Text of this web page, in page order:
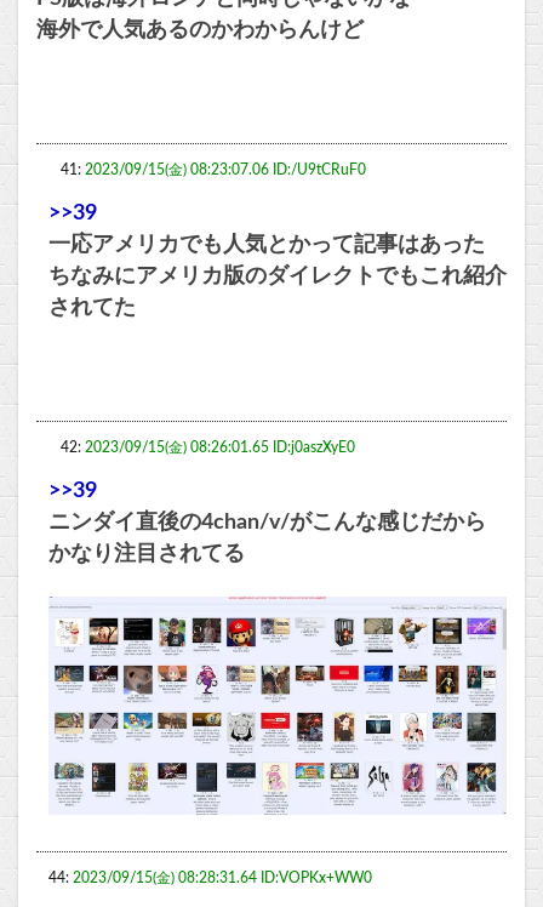
海外で人気あるのかわからんけど
41: 2023/09/15(金) 08:23:07.06 ID:/U9tCRuF0
>>39
一応アメリカでも人気とかって記事はあった
ちなみにアメリカ版のダイレクトでもこれ紹介
されてた
42: 2023/09/15(金) 08:26:01.65 ID:j0aszXyE0
>>39
ニンダイ直後の4chan/v/がこんな感じだから
かなり注目されてる
44: 2023/09/15(金) 08:28:31.64 ID:VOPKx+WW0